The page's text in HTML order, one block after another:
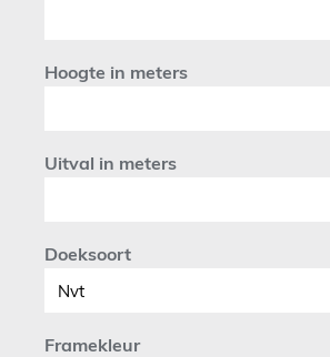
Hoogte in meters
Uitval in meters
Doeksoort
Framekleur